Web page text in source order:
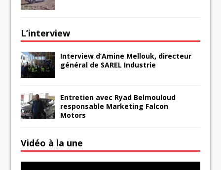
L’interview
Interview d’Amine Mellouk, directeur
général de SAREL Industrie
Entretien avec Ryad Belmouloud
responsable Marketing Falcon
Motors
Vidéo à la une